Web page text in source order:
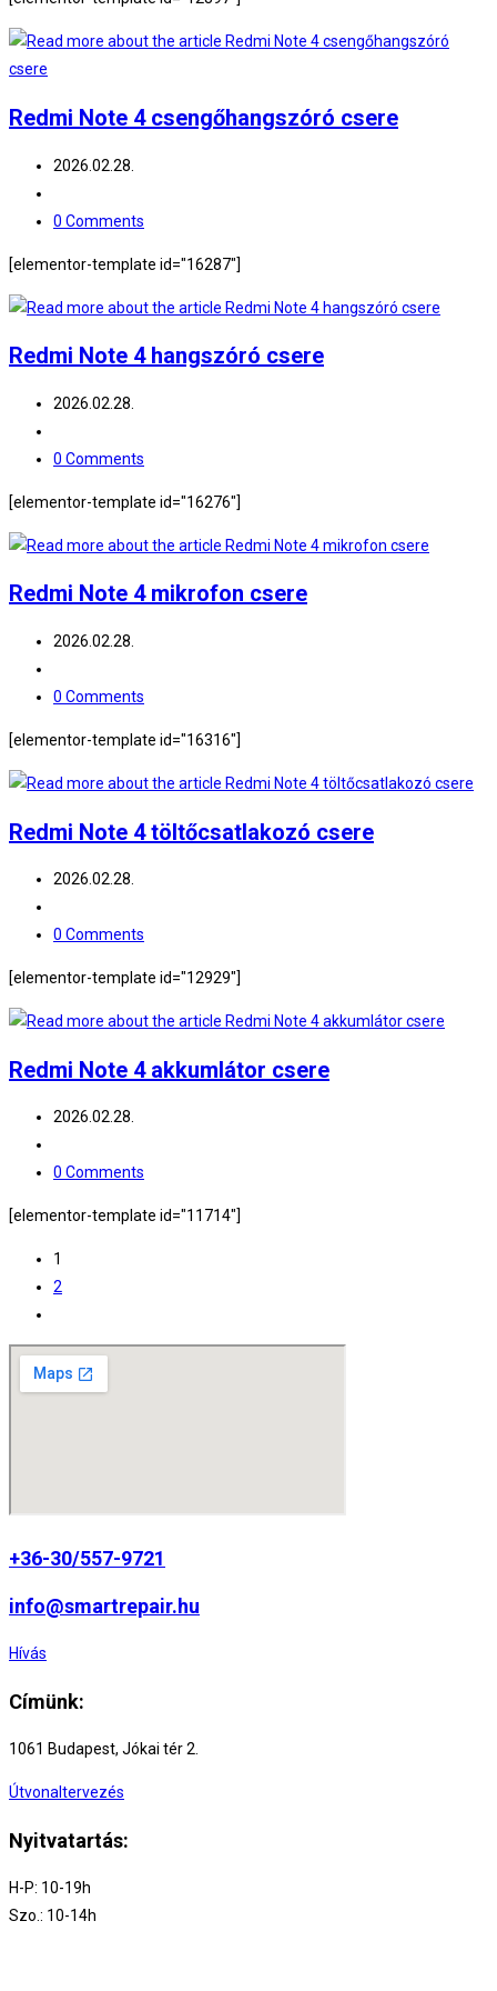
Redmi Note 4 csengőhangszóró csere
Post
2026.02.28.
category:
Post
0 Comments
[elementor-template id="16287"]
Redmi Note 4 hangszóró csere
Post
2026.02.28.
category:
Post
0 Comments
[elementor-template id="16276"]
Redmi Note 4 mikrofon csere
Post
2026.02.28.
category:
Post
0 Comments
[elementor-template id="16316"]
Redmi Note 4 töltőcsatlakozó csere
Post
2026.02.28.
category:
Post
0 Comments
[elementor-template id="12929"]
Redmi Note 4 akkumlátor csere
Post
2026.02.28.
category:
Post
0 Comments
[elementor-template id="11714"]
1
2
to
the
next
+36-30/557-9721
info@smartrepair.hu
Hívás
Címünk:
1061 Budapest, Jókai tér 2.
Útvonaltervezés
Nyitvatartás:
H-P: 10-19h
Szo.: 10-14h